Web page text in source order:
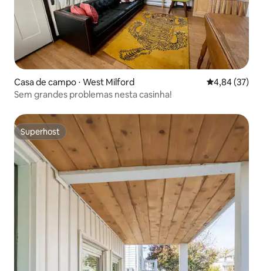
Casa de campo ⋅ West Milford 4,84 de uma
4,84 (37)
Sem grandes problemas nesta casinha!
Superhost
Superhost